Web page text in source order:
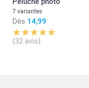
7 variantes
Dès 14,99
(32 avis)